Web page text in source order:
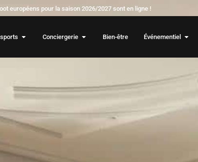
européens pour la saison 2026/2027 sont en ligne !
Conciergerie Bien-être Événementiel